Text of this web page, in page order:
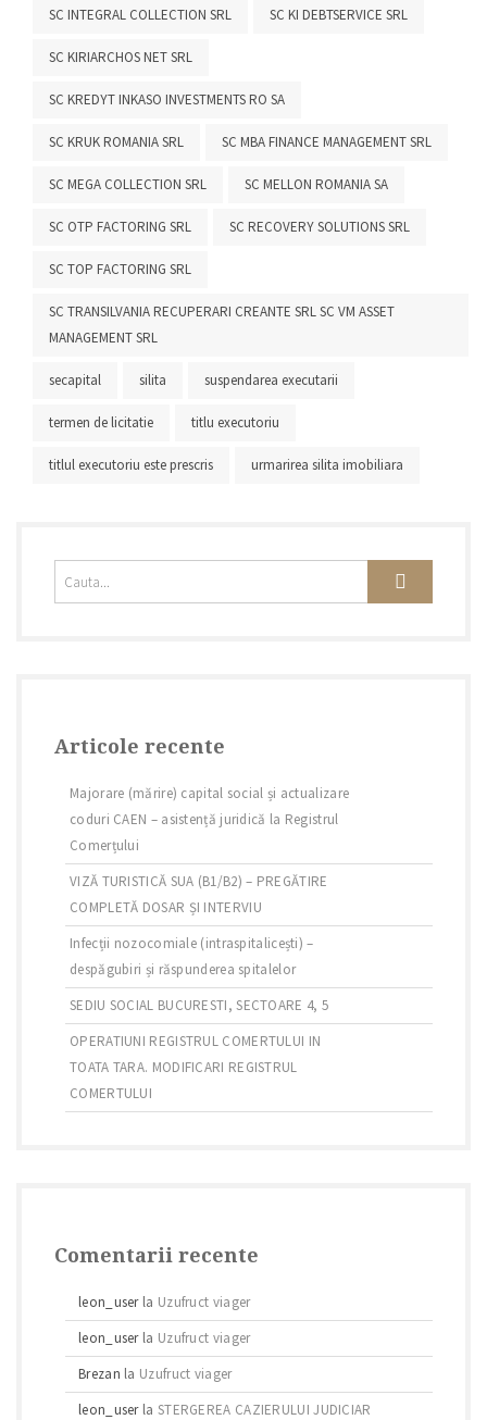
SC INTEGRAL COLLECTION SRL SC KI DEBTSERVICE SRL
SC KIRIARCHOS NET SRL
SC KREDYT INKASO INVESTMENTS RO SA
SC KRUK ROMANIA SRL SC MBA FINANCE MANAGEMENT SRL
SC MEGA COLLECTION SRL SC MELLON ROMANIA SA
SC OTP FACTORING SRL SC RECOVERY SOLUTIONS SRL
SC TOP FACTORING SRL
SC TRANSILVANIA RECUPERARI CREANTE SRL SC VM ASSET
MANAGEMENT SRL
secapital silita suspendarea executarii
termen de licitatie titlu executoriu
titlul executoriu este prescris urmarirea silita imobiliara
Articole recente
Majorare (mărire) capital social și actualizare
coduri CAEN – asistență juridică la Registrul
Comerțului
VIZĂ TURISTICĂ SUA (B1/B2) – PREGĂTIRE
COMPLETĂ DOSAR ȘI INTERVIU
Infecții nozocomiale (intraspitalicești) –
despăgubiri și răspunderea spitalelor
SEDIU SOCIAL BUCURESTI, SECTOARE 4, 5
OPERATIUNI REGISTRUL COMERTULUI IN
TOATA TARA. MODIFICARI REGISTRUL
COMERTULUI
Comentarii recente
leon_userla Uzufruct viager
leon_userla Uzufruct viager
Brezan la Uzufruct viager
leon_userla STERGEREA CAZIERULUI JUDICIAR